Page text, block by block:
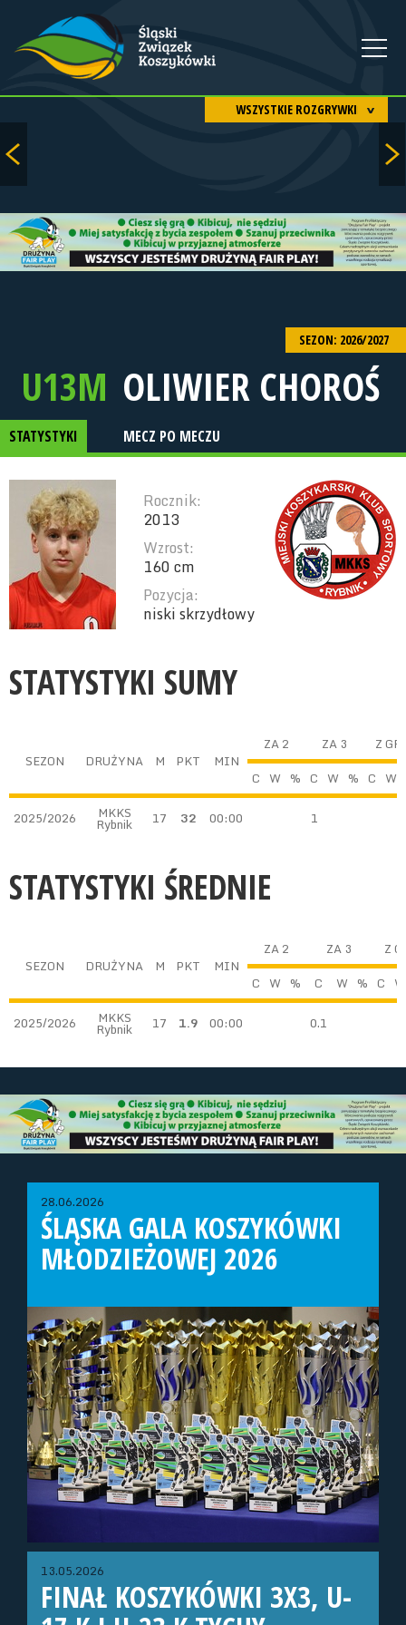
WSZYSTKIE ROZGRYWKI
SEZON: 2026/2027
U13M OLIWIER CHOROŚ
STATYSTYKI MECZ PO MECZU
Rocznik:
2013
Wzrost:
160 cm
Pozycja:
niski skrzydłowy
STATYSTYKI SUMY
SEZON DRUŻYNA M PKT MIN
ZA 2 ZA 3
Z
C W % C W % C W
2025/2026
MKKS
Rybnik 17 32 00:00 1
STATYSTYKI ŚREDNIE
SEZON DRUŻYNA M PKT MIN
ZA 2 ZA 3
Z
C W % C W % C W
2025/2026
MKKS
Rybnik 17 1.9 00:00 0.1
28.06.2026
ŚLĄSKA GALA KOSZYKÓWKI
MŁODZIEŻOWEJ 2026
13.05.2026
FINAŁ KOSZYKÓWKI 3X3, U-